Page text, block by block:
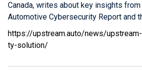
Canada, writes about key insights from
Automotive Cybersecurity Report and
https://upstream.auto/news/
ty-solution/